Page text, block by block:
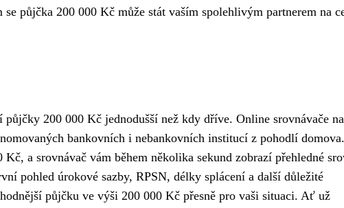
půjčka 200 000 Kč může stát vaším spolehlivým partnerem na
200 000 Kč jednodušší než kdy dříve. Online srovnávače
bankovních i nebankovních institucí z pohodlí
a srovnávač vám během několika sekund zobrazí přehledné
pohled úrokové sazby, RPSN, délky splácení a další důležité
půjčku ve výši 200 000 Kč přesně pro vaši situaci. Ať už